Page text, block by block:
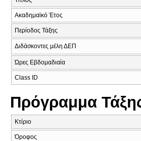
Ακαδημαϊκό Έτος
Περίοδος Τάξης
Διδάσκοντες μέλη ΔΕΠ
Ώρες Εβδομαδιαία
Class ID
Πρόγραμμα
Κτίριο
Όροφος